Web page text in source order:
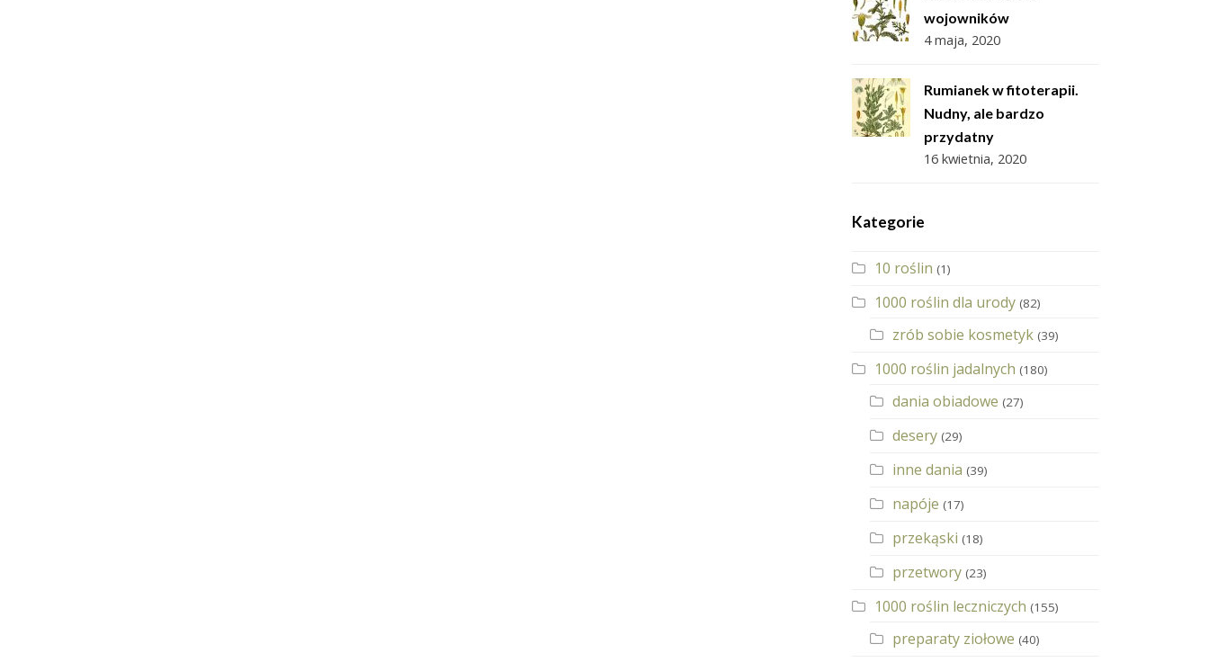
wojowników
4 maja, 2020
Rumianek w fitoterapii.
Nudny, ale bardzo
przydatny
16 kwietnia, 2020
Kategorie
10 roślin (1)
1000 roślin dla urody (82)
zrób sobie kosmetyk (39)
1000 roślin jadalnych (180)
dania obiadowe (27)
desery (29)
inne dania (39)
napóje (17)
przekąski (18)
przetwory (23)
1000 roślin leczniczych (155)
preparaty ziołowe (40)